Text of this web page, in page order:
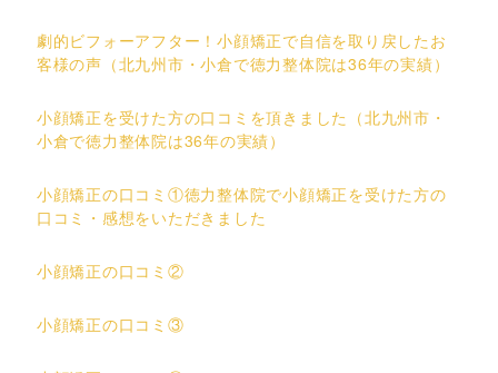
劇的ビフォーアフター！小顔矯正で自信を取り戻したお
客様の声（北九州市・小倉で徳力整体院は36年の実績）
小顔矯正を受けた方の口コミを頂きました（北九州市・
小倉で徳力整体院は36年の実績）
小顔矯正の口コミ①徳力整体院で小顔矯正を受けた方の
口コミ・感想をいただきました
小顔矯正の口コミ②
小顔矯正の口コミ③